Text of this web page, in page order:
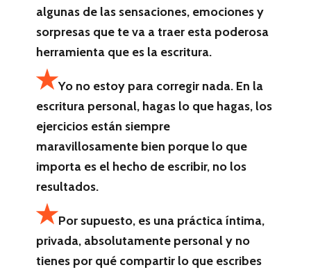
algunas de las sensaciones, emociones y
sorpresas que te va a traer esta poderosa
herramienta que es la escritura.
Yo no estoy para corregir nada. En la
escritura personal, hagas lo que hagas, los
ejercicios están siempre
maravillosamente bien porque lo que
importa es el hecho de escribir, no los
resultados.
Por supuesto, es una práctica íntima,
privada, absolutamente personal y no
tienes por qué compartir lo que escribes